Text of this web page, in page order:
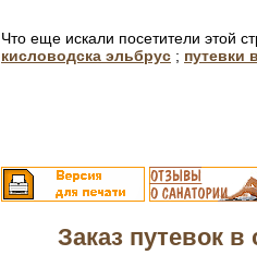
Что еще искали посетители этой
кисловодска эльбрус ; путевки
Заказ путевок в